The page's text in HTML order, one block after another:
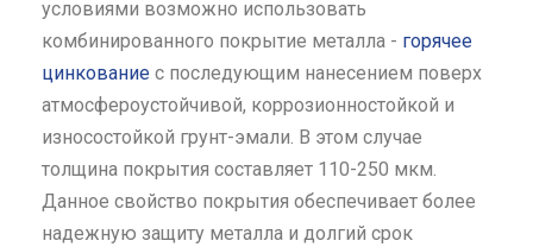
условиями возможно использовать
комбинированного покрытие металла - горячее
цинкование с последующим нанесением поверх
атмосфероустойчивой, коррозионностойкой и
износостойкой грунт-эмали. В этом случае
толщина покрытия составляет 110-250 мкм.
Данное свойство покрытия обеспечивает более
надежную защиту металла и долгий срок